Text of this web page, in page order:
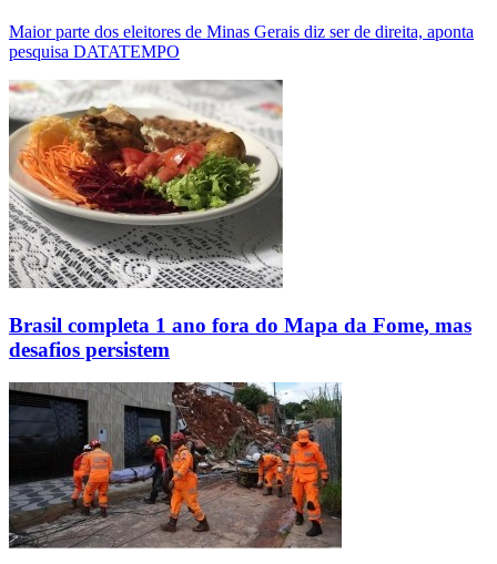
Maior parte dos eleitores de Minas Gerais diz ser de direita, aponta
pesquisa DATATEMPO
Brasil completa 1 ano fora do Mapa da Fome, mas
desafios persistem